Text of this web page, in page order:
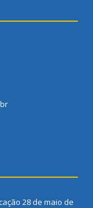
28 de maio de